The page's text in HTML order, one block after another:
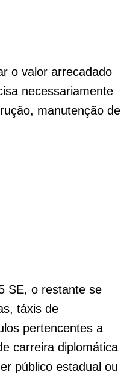
o valor arrecadado
necessariamente
manutenção de
SE, o restante se
táxis de
pertencentes a
carreira diplomática
público estadual ou